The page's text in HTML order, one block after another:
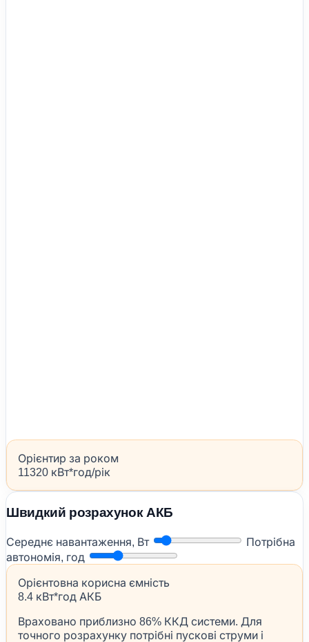
Орієнтир за роком
11320 кВт*год/рік
Швидкий розрахунок АКБ
Середнє навантаження, Вт
Потрібна
автономія, год
Орієнтовна корисна ємність
8.4 кВт*год АКБ
Враховано приблизно 86% ККД системи. Для
точного розрахунку потрібні пускові струми і